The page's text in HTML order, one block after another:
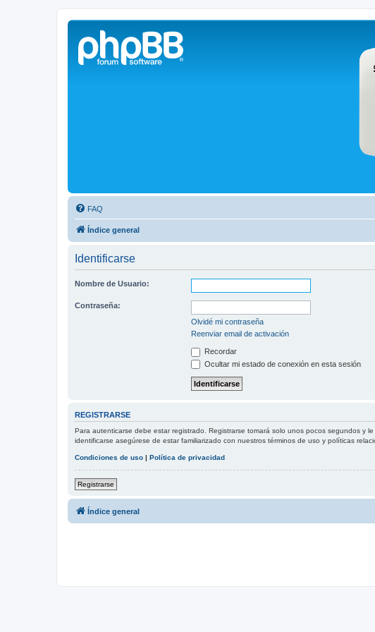
Solax FAQ
Lugar para intercambiar dudas sobre inversores solares Solax y temas relacionados.
FAQ
Índice general
Identificarse
Nombre de Usuario:
Contraseña:
Olvidé mi contraseña
Reenviar email de activación
Recordar
Ocultar mi estado de conexión en esta sesión
REGISTRARSE
Para autenticarse debe estar registrado. Registrarse tomará solo unos pocos segundos y
identificarse asegúrese de estar familiarizado con nuestros términos de uso y políticas
Condiciones de uso | Política de privacidad
Registrarse
Índice general